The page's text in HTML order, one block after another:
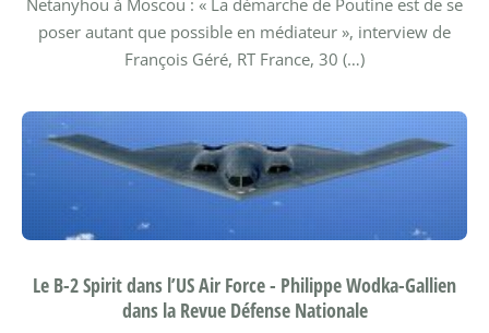
Netanyhou à Moscou : « La démarche de Poutine est de se
poser autant que possible en médiateur », interview de
François Géré, RT France, 30 (…)
Le B-2 Spirit dans l’US Air Force - Philippe Wodka-Gallien
dans la Revue Défense Nationale